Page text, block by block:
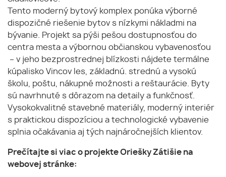
Tento moderný bytový komplex ponúka výborné
dispozičné riešenie bytov s nízkymi nákladmi na
bývanie. Projekt sa pýši pešou dostupnosťou do
centra mesta a výbornou občianskou vybavenosťou
– v jeho bezprostrednej blízkosti nájdete termálne
kúpalisko Vincov les, základnú. strednú a vysokú
školu, poštu, nákupné možnosti a reštaurácie. Byty
sú navrhnuté s dôrazom na detaily a funkčnosť.
Vysokokvalitné stavebné materiály, moderný interiér
s praktickou dispozíciou a technologické vybavenie
splnia očakávania aj tých najnáročnejších klientov.
Prečítajte si viac o projekte Oriešky Zátišie na
webovej stránke: